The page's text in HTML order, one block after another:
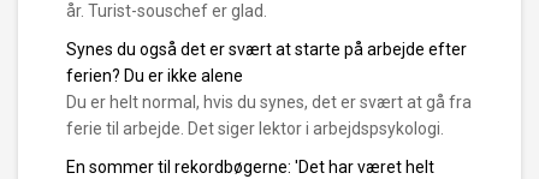
år. Turist-souschef er glad.
Synes du også det er svært at starte på arbejde efter
ferien? Du er ikke alene
Du er helt normal, hvis du synes, det er svært at gå fra
ferie til arbejde. Det siger lektor i arbejdspsykologi.
En sommer til rekordbøgerne: 'Det har været helt